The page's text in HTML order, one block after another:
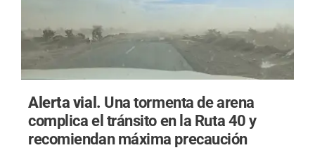
Alerta vial. Una tormenta de arena
complica el tránsito en la Ruta 40 y
recomiendan máxima precaución